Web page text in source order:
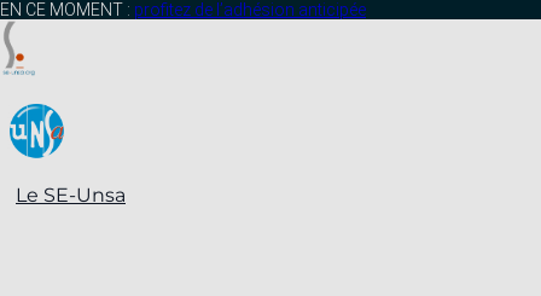
principal
EN CE MOMENT : profitez de l’adhésion anticipée
Le SE-Unsa